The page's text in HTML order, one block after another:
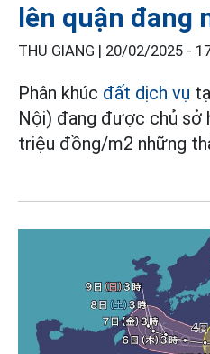
lên quận đang
THU GIANG | 20/02/2025 -
Phân khúc đất dịch vụ
Nội) đang được chủ sở
triệu đồng/m2 những